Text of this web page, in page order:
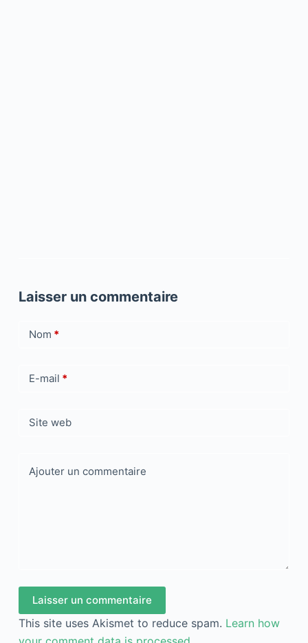
Laisser un commentaire
Nom *
E-mail *
Site web
Ajouter un commentaire
Laisser un commentaire
This site uses Akismet to reduce spam. Learn how